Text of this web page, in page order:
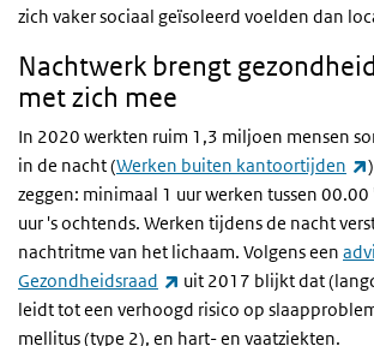
zich vaker sociaal geïsoleerd voelden dan
Nachtwerk brengt
met zich mee
In 2020 werkten ruim 1,3 miljoen mensen
in de nacht (Werken buiten kantoortijden
zeggen: minimaal 1 uur werken tussen
uur 's ochtends. Werken tijdens de nacht
nachtritme van het lichaam. Volgens een
Gezondheidsraad
(externe link)
uit 2017 blijkt dat
leidt tot een verhoogd risico op
mellitus (type 2), en hart- en vaatziekten.